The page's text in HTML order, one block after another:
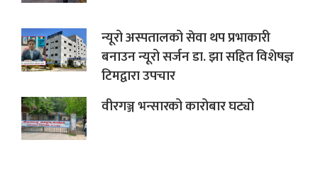
न्यूरो अस्पतालको सेवा थप प्रभाकारी
बनाउन न्यूरो सर्जन डा. झा सहित विशेषज्ञ
टिमद्वारा उपचार
वीरगञ्ज भन्सारको कारोबार घट्यो